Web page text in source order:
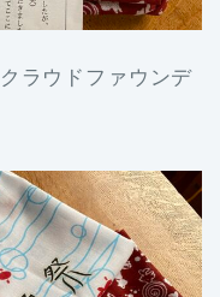
ラウドファウンデ